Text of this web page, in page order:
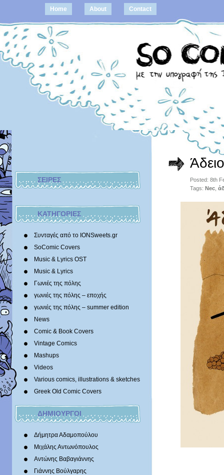
Home About Contact
ΣΕΙΡΕΣ
ΚΑΤΗΓΟΡΙΕΣ
Συνταγές από το IONSweets.gr
SoComic Covers
Music & Lyrics OST
Music & Lyrics
Γωνιές της πόλης
γωνιές της πόλης – εποχής
γωνιές της πόλης – summer edition
News
Comic & Book Covers
Vintage Comics
Mashups
Videos
Various comics, illustrations & sketches
Greek Old Comic Covers
ΔΗΜΙΟΥΡΓΟΙ
Δήμητρα Αδαμοπούλου
Μιχάλης Αντωνόπουλος
Αντώνης Βαβαγιάννης
Γιάννης Βούλγαρης
Posted: 8th
Tags: Nec